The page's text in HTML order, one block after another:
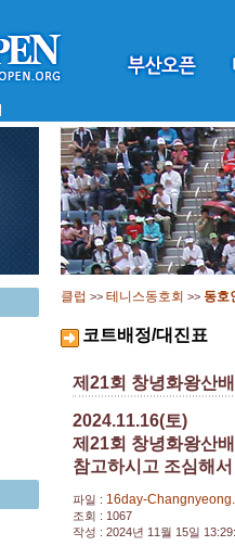
클럽 >> 테니스동호회 >> 동호
코트배정/대진표
제21회 창녕화왕산
2024.11.16(토)
제21회 창녕화왕산
참고하시고 조심해
파일 : 16day-
조회 : 1067
작성 : 2024년 11월 15일